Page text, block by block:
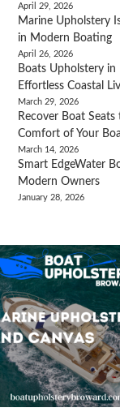
April 29, 2026
Marine Upholstery
in Modern Boating
April 26, 2026
Boats Upholstery
Effortless Coastal
March 29, 2026
Recover Boat
Comfort of Your
March 14, 2026
Smart EdgeWater
Modern Owners
January 28, 2026